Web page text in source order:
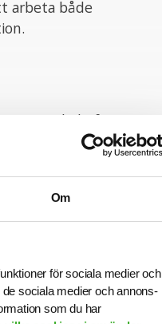
Om
för sociala medier och
sociala medier och annons-
som du har
arbeta både
Konsultchef
organisation
inom din